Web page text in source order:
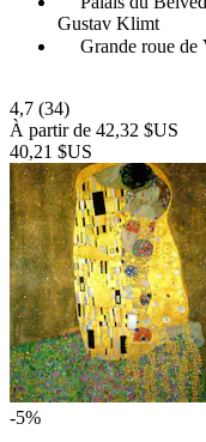
Gustav Klimt
Grande roue de
4,7 (34)
À partir de 42,32 $US
40,21 $US
-5%